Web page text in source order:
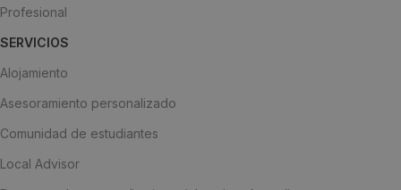
Profesional
SERVICIOS
Alojamiento
Asesoramiento personalizado
Comunidad de estudiantes
Local Advisor